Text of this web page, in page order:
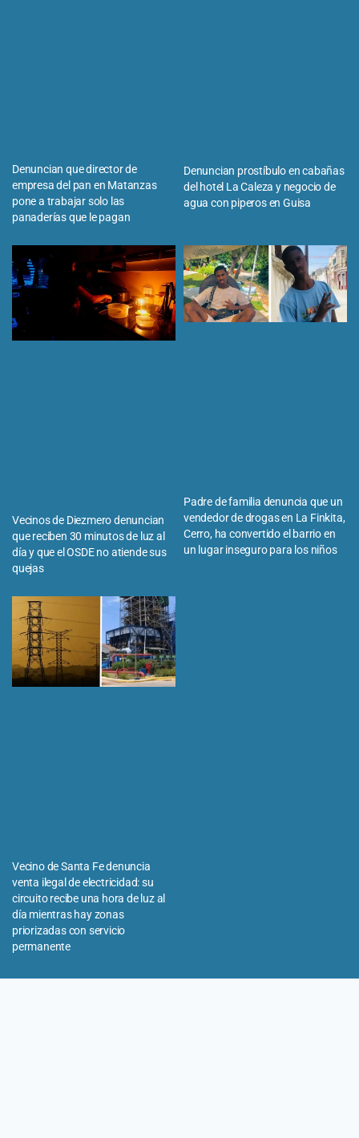
Denuncian que director de
empresa del pan en Matanzas
pone a trabajar solo las
panaderías que le pagan
Denuncian prostíbulo en cabañas
del hotel La Caleza y negocio de
agua con piperos en Guisa
Vecinos de Diezmero denuncian
que reciben 30 minutos de luz al
día y que el OSDE no atiende sus
quejas
Padre de familia denuncia que un
vendedor de drogas en La Finkita,
Cerro, ha convertido el barrio en
un lugar inseguro para los niños
Vecino de Santa Fe denuncia
venta ilegal de electricidad: su
circuito recibe una hora de luz al
día mientras hay zonas
priorizadas con servicio
permanente